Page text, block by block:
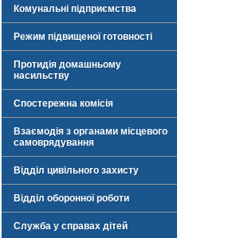
Комунальні підприємства
Режим підвищеної готовності
Протидія домашньому
насильству
Спостережна комісія
Взаємодія з органами місцевого
самоврядування
Відділ цивільного захисту
Відділ оборонної роботи
Служба у справах дітей